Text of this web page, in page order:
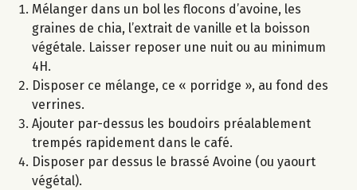
Mélanger dans un bol les flocons d’avoine, les
graines de chia, l’extrait de vanille et la boisson
végétale. Laisser reposer une nuit ou au minimum
4H.
Disposer ce mélange, ce « porridge », au fond des
verrines.
Ajouter par-dessus les boudoirs préalablement
trempés rapidement dans le café.
Disposer par dessus le brassé Avoine (ou yaourt
végétal).